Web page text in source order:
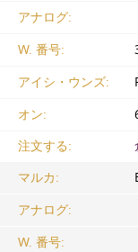
アナログ:
W. 番号:
アイシ・ウンズ:
オン:
注文する:
マルカ:
アナログ:
W. 番号: